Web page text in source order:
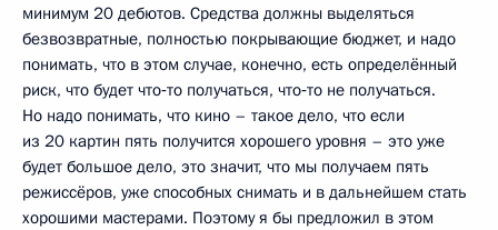
минимум 20 дебютов. Средства должны выделяться
безвозвратные, полностью покрывающие бюджет, и надо
понимать, что в этом случае, конечно, есть определённый
риск, что будет что‑то получаться, что‑то не получаться.
Но надо понимать, что кино – такое дело, что если
из 20 картин пять получится хорошего уровня – это уже
будет большое дело, это значит, что мы получаем пять
режиссёров, уже способных снимать и в дальнейшем стать
хорошими мастерами. Поэтому я бы предложил в этом